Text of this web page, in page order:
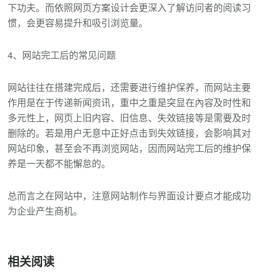
下功夫。而依照网页方案设计会更深入了解访问者的阅读习
惯，会更容易提升和吸引浏览量。
4、网站完工后的常见问题
网站往往在搭建完成后，还需要进行维护保养，而网站主要
作用是在于传递新闻资讯，重中之重是突显在內容及时性和
多元性上，网页上旧内容、旧信息、失效链接等是需要及时
删除的。若是用户无意中正好点击到失效链接，会影响其对
网站印象，甚至会不再浏览网站，因而网站完工后的维护保
养是一天都不能懈怠的。
总而言之在网站中，注意网站制作与界面设计要点才能成功
为企业产生商机。
相关阅读